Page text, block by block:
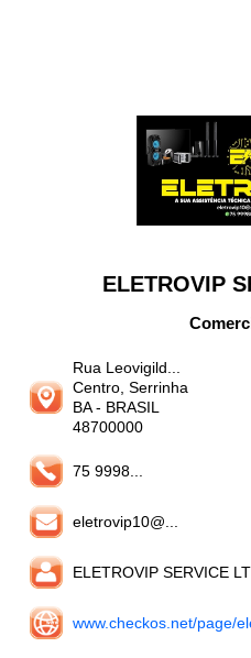
ELETROVIP
Rua Leovigild...
Centro, Serrinha
BA- BRASIL
48700000
75 9998...
eletrovip10@...
ELETROVIP SERVICE
www.checkos.net/page/